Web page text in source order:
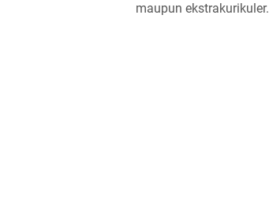
maupun ekstrakurikuler.